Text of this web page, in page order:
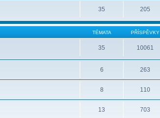
35 205
TÉMATA PŘÍSPĚVKY
35 10061
6 263
8 110
13 703